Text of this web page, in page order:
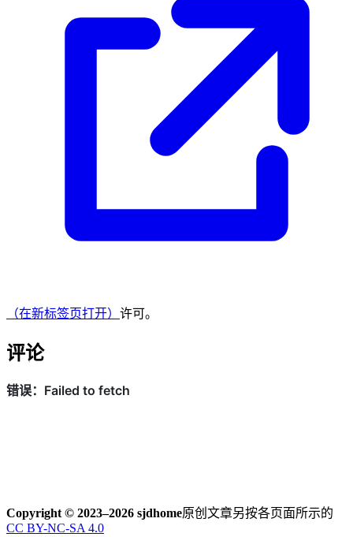
（在新标签页打开） 许可。
评论
Copyright © 2023–2026 sjdhome原创文章另按各页面所示的
CC BY-NC-SA 4.0